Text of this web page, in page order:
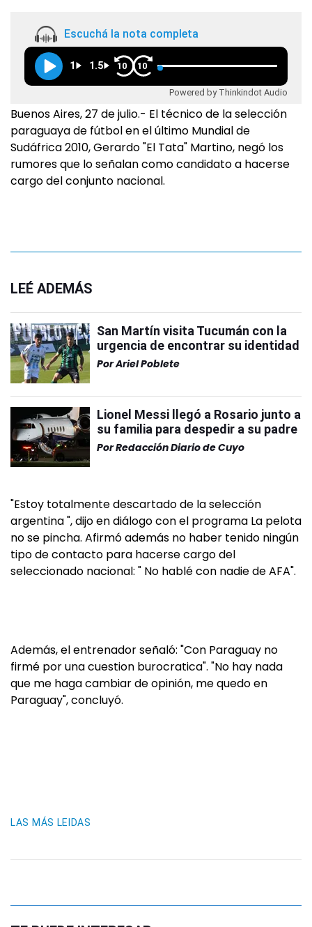
Escuchá la nota completa
1 1.5 10 10
Powered by Thinkindot Audio
Buenos Aires, 27 de julio.- El técnico de la selección
paraguaya de fútbol en el último Mundial de
Sudáfrica 2010, Gerardo "El Tata" Martino, negó los
rumores que lo señalan como candidato a hacerse
cargo del conjunto nacional.
LEÉ ADEMÁS
San Martín visita Tucumán con la
urgencia de encontrar su identidad
PorAriel Poblete
Lionel Messi llegó a Rosario junto a
su familia para despedir a su padre
PorRedacción Diario de Cuyo
"Estoy totalmente descartado de la selección
argentina ", dijo en diálogo con el programa La pelota
no se pincha. Afirmó además no haber tenido ningún
tipo de contacto para hacerse cargo del
seleccionado nacional: " No hablé con nadie de AFA".
Además, el entrenador señaló: "Con Paraguay no
firmé por una cuestion burocratica". "No hay nada
que me haga cambiar de opinión, me quedo en
Paraguay", concluyó.
LAS MÁS LEIDAS